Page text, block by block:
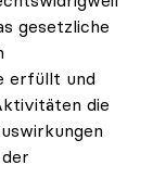
gesetzliche
erfüllt und
die